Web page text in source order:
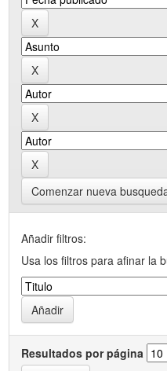
Comenzar nueva
Añadir filtros:
Usa los filtros para afinar la
Resultados por página